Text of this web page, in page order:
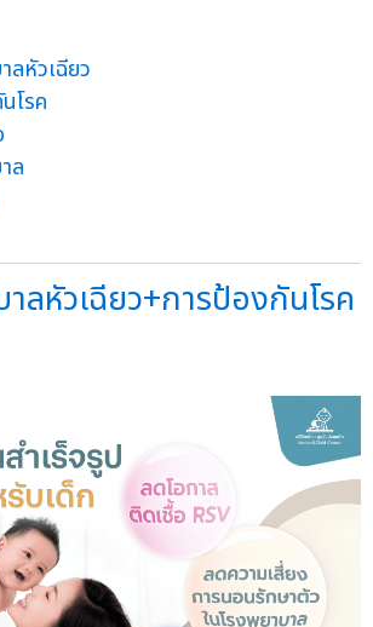
ลหัวเฉียว
โรค
ล
าลหัวเฉียว+การป้องกันโรค